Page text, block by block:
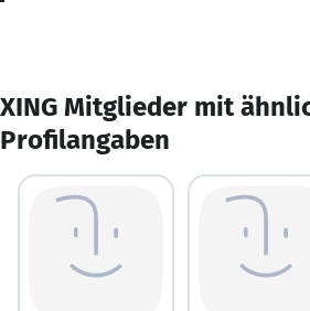
XING Mitglieder mit
Profilangaben